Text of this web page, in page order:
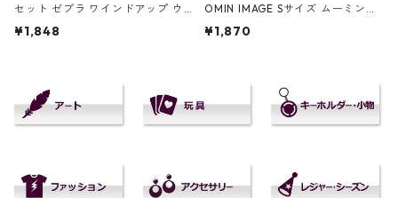
セット ゼブラ ワインドアップ ウ
ィンドアップ ゼンマイ式 北欧
¥1,848
OMIN IMAGE Sサイズ ムーミンイ
メージ エコバッグ プルートプロダ
¥1,870